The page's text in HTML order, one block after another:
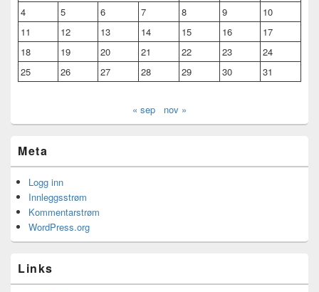
4
5 6 7 8 9
10
11
12 13 14 15 16
17
18
19 20 21 22 23
24
25
26 27 28 29 30 31
« sep nov »
Meta
Logg inn
Innleggsstrøm
Kommentarstrøm
WordPress.org
Links